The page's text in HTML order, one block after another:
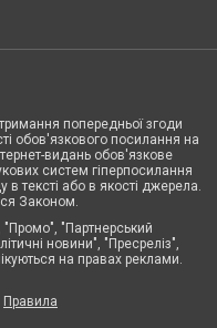
попередньої згоди
обов'язкового посилання на
видань обов'язкове
систем гіперпосилання
в тексті або в якості джерела.
Законом.
"Партнерський
новини", "Пресреліз",
на правах реклами.
Правила